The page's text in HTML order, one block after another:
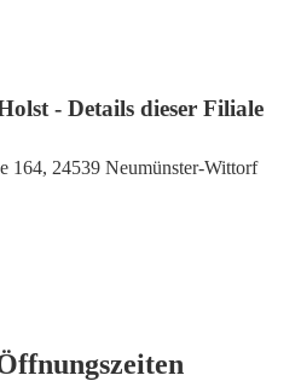
- Details dieser Filiale
164, 24539 Neumünster-Wittorf